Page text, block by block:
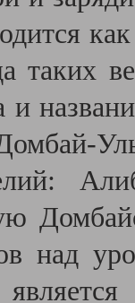
таких
над